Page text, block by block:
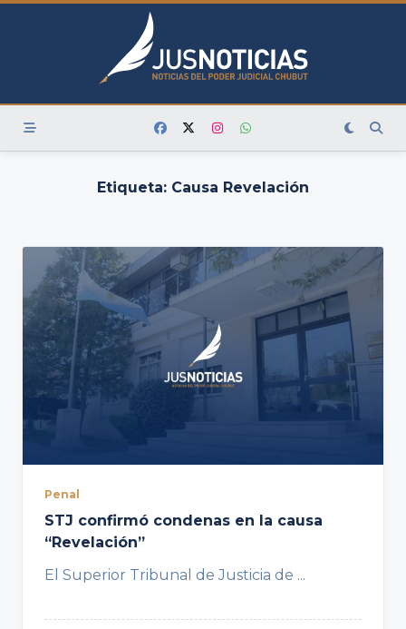
Skip
Etiqueta: Causa Revelación
Penal
STJ confirmó condenas en la causa
“Revelación”
El Superior Tribunal de Justicia de ...